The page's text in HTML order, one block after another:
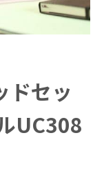
ドセッ
UC308